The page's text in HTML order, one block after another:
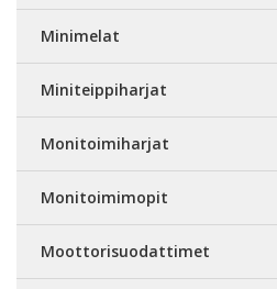
Minimelat
Miniteippiharjat
Monitoimiharjat
Monitoimimopit
Moottorisuodattimet